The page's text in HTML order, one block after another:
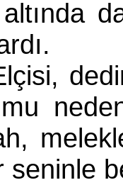
altında
seninle